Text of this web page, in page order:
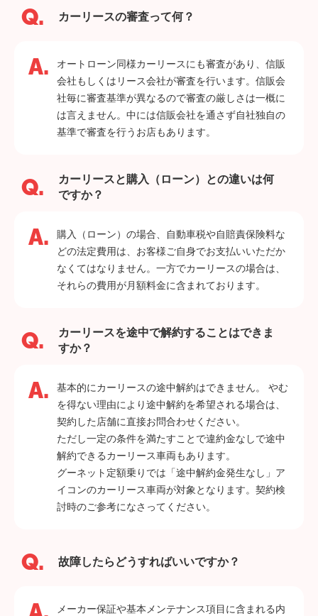
カーリースの審査って何？
オートローン同様カーリースにも審査があり、信販
会社もしくはリース会社が審査を行います。信販会
社毎に審査基準が異なるので審査の厳しさは一概に
は言えません。中には信販会社を通さず自社独自の
基準で審査を行うお店もあります。
カーリースと購入（ローン）との違いは何
ですか？
購入（ローン）の場合、自動車税や自賠責保険料な
どの法定費用は、お客様ご自身でお支払いいただか
なくてはなりません。一方でカーリースの場合は、
それらの費用が月額料金に含まれております。
カーリースを途中で解約することはできま
すか？
基本的にカーリースの途中解約はできません。 やむ
を得ない理由により途中解約を希望される場合は、
契約した店舗に直接お問合わせください。
ただし一定の条件を満たすことで違約金なしで途中
解約できるカーリース車両もあります。
グーネット定額乗りでは「途中解約金発生なし」ア
イコンのカーリース車両が対象となります。契約検
討時のご参考になさってください。
故障したらどうすればいいですか？
メーカー保証や基本メンテナンス項目に含まれる内